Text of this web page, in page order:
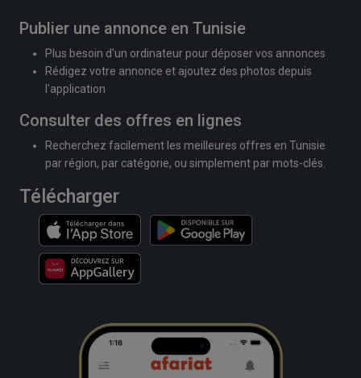
Publier une annonce en Tunisie
Plus besoin d'un ordinateur pour déposer vos annonces
Rédigez votre annonce et ajoutez des photos depuis
l'application
Consulter des offres en lignes
Recherchez facilement les meilleures offres en Tunisie
par région, par catégorie, ou simplement par mots-clés.
Télécharger